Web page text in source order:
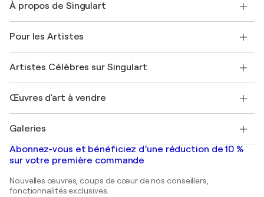
Expédition
Offrir une carte cadeau
Rejoignez notre programme commercial
Mon compte
+33 1 76 44 06 42
À propos de Singulart
FAQ
Magazine Singulart
Emplois
Découvrez une sélection d'art original
Pour les Artistes
Se connecter en tant qu'Artiste
Artistes Célèbres sur Singulart
Marc Chagall
Banksy
Mr. Brainwash
Shepard Fairey
Œuvres d'art à vendre
Tableaux abstraits à vendre
Peintures de paysage
Estampes
Peintures acryliques
Galeries
Galeries d'art en France
Galeries d'art en Belgique
Abonnez-vous et bénéficiez d’une réduction de 10 %
sur votre première commande
Nouvelles œuvres, coups de cœur de nos conseillers,
fonctionnalités exclusives.